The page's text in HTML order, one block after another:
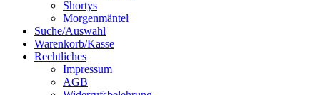
Shortys
Morgenmäntel
Suche/Auswahl
Warenkorb/Kasse
Rechtliches
Impressum
AGB